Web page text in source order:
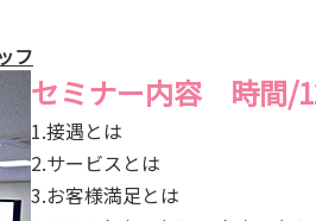
フ
セミナー内容 時間/
1.接遇とは
2.サービスとは
3.お客様満足とは